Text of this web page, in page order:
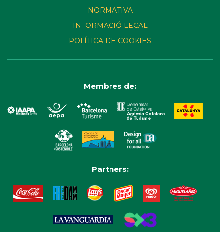
NORMATIVA
INFORMACIÓ LEGAL
POLÍTICA DE COOKIES
Membres de:
Partners: